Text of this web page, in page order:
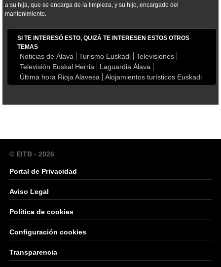
a su hija, que se encarga de la limpieza, y su hijo, encargado del
mantenimiento.
SI TE INTERESÓ ESTO, QUIZÁ TE INTERESEN ESTOS OTROS
TEMAS
Noticias de Álava Turismo Euskadi
Televisiones
Televisión Euskal Herria
Laguardia Álava
Última hora Rioja Alavesa
Alojamientos turísticos Euskadi
© EITB - 2026
Portal de Privacidad
Aviso Legal
Política de cookies
Configuración cookies
Transparencia